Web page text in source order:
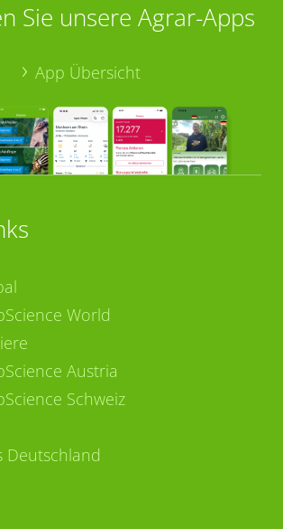
Sie unsere Agrar-Apps
App Übersicht
World
Austria
Schweiz
Deutschland